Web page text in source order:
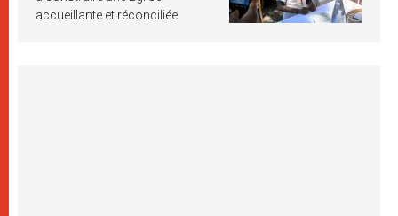
accueillante et réconciliée